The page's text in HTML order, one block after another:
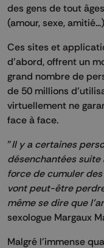
des gens de tout
(amour, sexe, amitié...)
Ces sites et
d'abord, offrent un
grand nombre de
de 50 millions
virtuellement ne
face à face.
"Il y a certaines
désenchantées
force de cumuler
vont peut-être
même se dire que
sexologue Margaux
Malgré l’immense